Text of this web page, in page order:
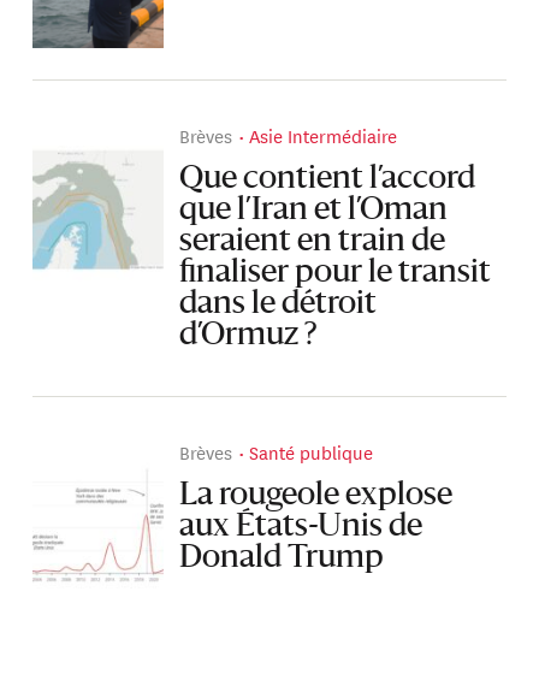
Brèves Asie Intermédiaire
Que contient l’accord
que l’Iran et l’Oman
seraient en train de
finaliser pour le transit
dans le détroit
d’Ormuz ?
Brèves Santé publique
La rougeole explose
aux États-Unis de
Donald Trump